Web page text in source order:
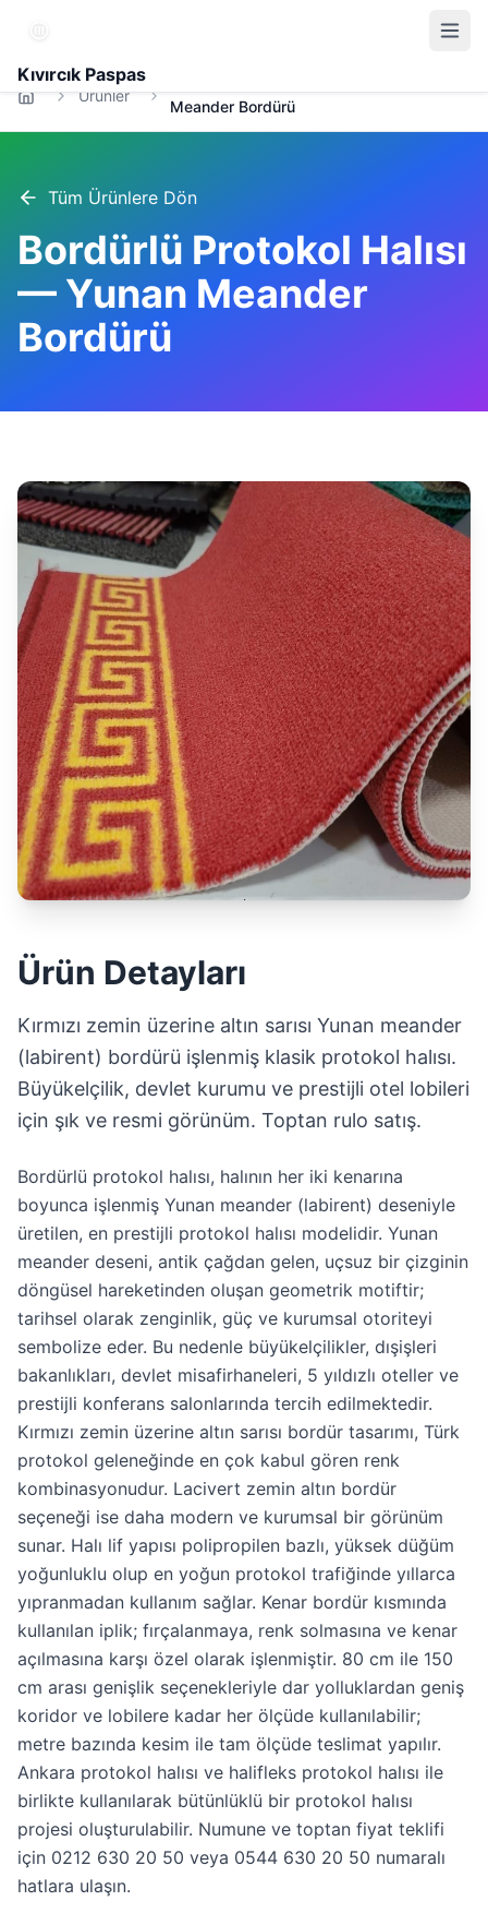
Kıvırcık Paspas
Ürünler
Meander Bordürü
Tüm Ürünlere Dön
Bordürlü Protokol Halısı
— Yunan Meander
Bordürü
Ürün Detayları
Kırmızı zemin üzerine altın sarısı Yunan meander
(labirent) bordürü işlenmiş klasik protokol halısı.
Büyükelçilik, devlet kurumu ve prestijli otel lobileri
için şık ve resmi görünüm. Toptan rulo satış.
Bordürlü protokol halısı, halının her iki kenarına
boyunca işlenmiş Yunan meander (labirent) deseniyle
üretilen, en prestijli protokol halısı modelidir. Yunan
meander deseni, antik çağdan gelen, uçsuz bir çizginin
döngüsel hareketinden oluşan geometrik motiftir;
tarihsel olarak zenginlik, güç ve kurumsal otoriteyi
sembolize eder. Bu nedenle büyükelçilikler, dışişleri
bakanlıkları, devlet misafirhaneleri, 5 yıldızlı oteller ve
prestijli konferans salonlarında tercih edilmektedir.
Kırmızı zemin üzerine altın sarısı bordür tasarımı, Türk
protokol geleneğinde en çok kabul gören renk
kombinasyonudur. Lacivert zemin altın bordür
seçeneği ise daha modern ve kurumsal bir görünüm
sunar. Halı lif yapısı polipropilen bazlı, yüksek düğüm
yoğunluklu olup en yoğun protokol trafiğinde yıllarca
yıpranmadan kullanım sağlar. Kenar bordür kısmında
kullanılan iplik; fırçalanmaya, renk solmasına ve kenar
açılmasına karşı özel olarak işlenmiştir. 80 cm ile 150
cm arası genişlik seçenekleriyle dar yolluklardan geniş
koridor ve lobilere kadar her ölçüde kullanılabilir;
metre bazında kesim ile tam ölçüde teslimat yapılır.
Ankara protokol halısı ve halifleks protokol halısı ile
birlikte kullanılarak bütünlüklü bir protokol halısı
projesi oluşturulabilir. Numune ve toptan fiyat teklifi
için 0212 630 20 50 veya 0544 630 20 50 numaralı
hatlara ulaşın.